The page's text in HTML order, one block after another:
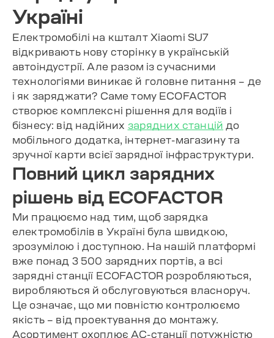
Україні
Електромобілі на кшталт Xiaomi SU7
відкривають нову сторінку в українській
автоіндустрії. Але разом із сучасними
технологіями виникає й головне питання – де
і як заряджати? Саме тому ECOFACTOR
створює комплексні рішення для водіїв і
бізнесу: від надійних зарядних станцій до
мобільного додатка, інтернет-магазину та
зручної карти всієї зарядної інфраструктури.
Повний цикл зарядних
рішень від ECOFACTOR
Ми працюємо над тим, щоб зарядка
електромобілів в Україні була швидкою,
зрозумілою і доступною. На нашій платформі
вже понад 3 500 зарядних портів, а всі
зарядні станції ECOFACTOR розробляються,
виробляються й обслуговуються власноруч.
Це означає, що ми повністю контролюємо
якість – від проектування до монтажу.
Асортимент охоплює AC-станції потужністю